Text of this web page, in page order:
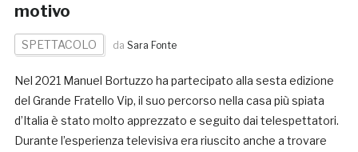
motivo
SPETTACOLO da Sara Fonte
Nel 2021 Manuel Bortuzzo ha partecipato alla sesta edizione
del Grande Fratello Vip, il suo percorso nella casa più spiata
d’Italia è stato molto apprezzato e seguito dai telespettatori.
Durante l’esperienza televisiva era riuscito anche a trovare